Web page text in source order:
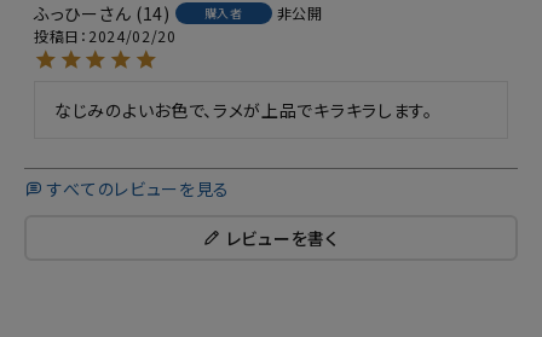
ふっひー 14 購入者
非公開
投稿日
2024/02/20
なじみのよいお色で、ラメが上品でキラキラします。
すべてのレビューを見る
レビューを書く